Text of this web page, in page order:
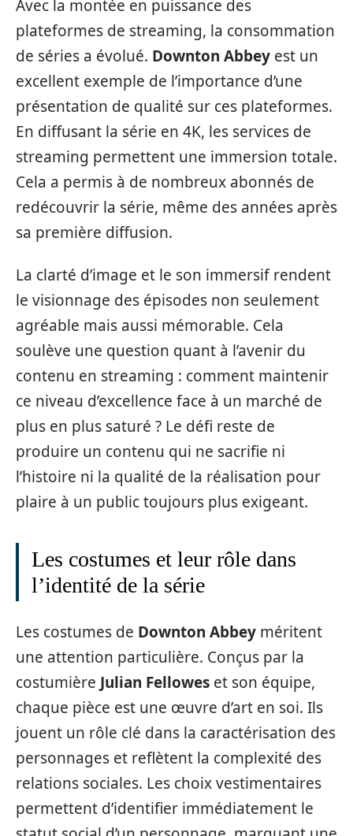
Avec la montée en puissance des
plateformes de streaming, la consommation
de séries a évolué. Downton Abbey est un
excellent exemple de l’importance d’une
présentation de qualité sur ces plateformes.
En diffusant la série en 4K, les services de
streaming permettent une immersion totale.
Cela a permis à de nombreux abonnés de
redécouvrir la série, même des années après
sa première diffusion.
La clarté d’image et le son immersif rendent
le visionnage des épisodes non seulement
agréable mais aussi mémorable. Cela
soulève une question quant à l’avenir du
contenu en streaming : comment maintenir
ce niveau d’excellence face à un marché de
plus en plus saturé ? Le défi reste de
produire un contenu qui ne sacrifie ni
l’histoire ni la qualité de la réalisation pour
plaire à un public toujours plus exigeant.
Les costumes et leur rôle dans
l’identité de la série
Les costumes de Downton Abbey méritent
une attention particulière. Conçus par la
costumière Julian Fellowes et son équipe,
chaque pièce est une œuvre d’art en soi. Ils
jouent un rôle clé dans la caractérisation des
personnages et reflètent la complexité des
relations sociales. Les choix vestimentaires
permettent d’identifier immédiatement le